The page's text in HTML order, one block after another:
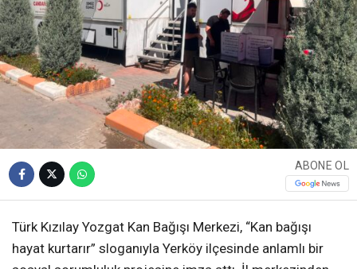
ABONE OL
Türk Kızılay Yozgat Kan Bağışı Merkezi, “Kan bağışı
hayat kurtarır” sloganıyla Yerköy ilçesinde anlamlı bir